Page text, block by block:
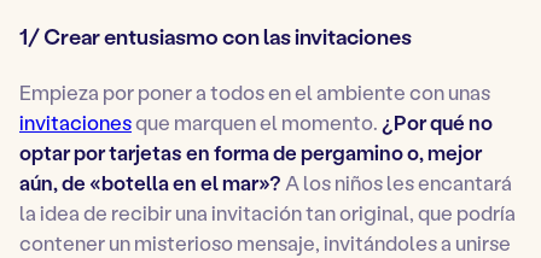
1/ Crear entusiasmo con las invitaciones
Empieza por poner a todos en el ambiente con unas
invitacionesque marquen el momento. ¿Por qué no
optar por tarjetas en forma de pergamino o, mejor
aún, de «botella en el mar»? A los niños les encantará
la idea de recibir una invitación tan original, que podría
contener un misterioso mensaje, invitándoles a unirse